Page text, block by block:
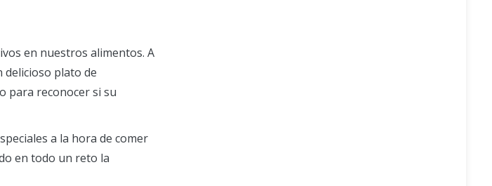
en nuestros alimentos. A
delicioso plato de
para reconocer si su
a la hora de comer
en todo un reto la